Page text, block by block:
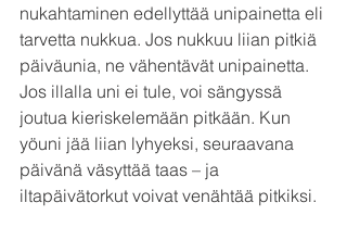
nukahtaminen edellyttää unipainetta eli
tarvetta nukkua. Jos nukkuu liian pitkiä
päiväunia, ne vähentävät unipainetta.
Jos illalla uni ei tule, voi sängyssä
joutua kieriskelemään pitkään. Kun
yöuni jää liian lyhyeksi, seuraavana
päivänä väsyttää taas – ja
iltapäivätorkut voivat venähtää pitkiksi.